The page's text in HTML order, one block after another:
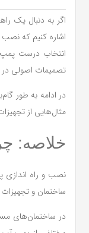
اگر به دنبال یک
اشاره کنیم که
انتخاب درست
تصمیمات اصولی در
در ادامه به طور
مثال‌هایی از
خلاصه:
نصب و راه اندازی
ساختمان و
در ساختمان‌های